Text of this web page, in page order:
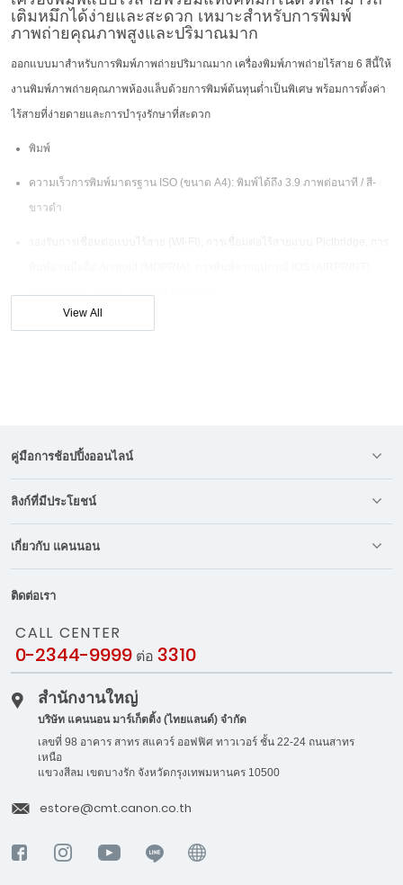
เติมหมึกได้ง่ายและสะดวก เหมาะสำหรับการพิมพ์
ภาพถ่ายคุณภาพสูงและปริมาณมาก
ออกแบบมาสำหรับการพิมพ์ภาพถ่ายปริมาณมาก เครื่องพิมพ์ภาพถ่ายไร้สาย 6 สีนี้ให้
งานพิมพ์ภาพถ่ายคุณภาพห้องแล็บด้วยการพิมพ์ต้นทุนต่ำเป็นพิเศษ พร้อมการตั้งค่า
ไร้สายที่ง่ายดายและการบำรุงรักษาที่สะดวก
พิมพ์
ความเร็วการพิมพ์มาตรฐาน ISO (ขนาด A4): พิมพ์ได้ถึง 3.9 ภาพต่อนาที / สี-
ขาวดำ
เชื่อมต่อตรงแบบไร้สาย (WI-FI DIRECT)
View All
คู่มือการช้อปปิ้งออนไลน์
ลิงก์ที่มีประโยชน์
เกี่ยวกับ แคนนอน
ติดต่อเรา
CALL CENTER
0-2344-9999 ต่อ 3310
สำนักงานใหญ่
บริษัท แคนนอน มาร์เก็ตติ้ง (ไทยแลนด์) จำกัด
เลขที่ 98 อาคาร สาทร สแควร์ ออฟฟิศ ทาวเวอร์ ชั้น 22-24 ถนนสาทร
เหนือ
แขวงสีลม เขตบางรัก จังหวัดกรุงเทพมหานคร 10500
estore@cmt.canon.co.th